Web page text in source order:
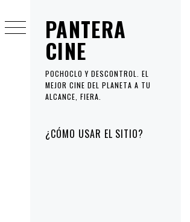
PANTERA
CINE
POCHOCLO Y DESCONTROL. EL
MEJOR CINE DEL PLANETA A TU
ALCANCE, FIERA.
principal
¿CÓMO USAR EL SITIO?
al
contenido